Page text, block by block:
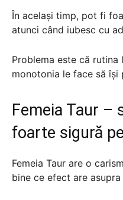
În același timp, pot fi
atunci când iubesc cu
Problema este că
monotonia le face să își
Femeia Taur –
foarte sigură
Femeia Taur are o
bine ce efect are